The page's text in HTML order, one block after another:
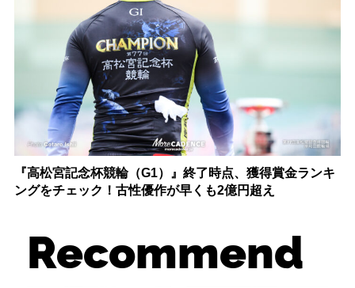
『高松宮記念杯競輪（G1）』終了時点、獲得賞金ランキ
ングをチェック！古性優作が早くも2億円超え
Recommend